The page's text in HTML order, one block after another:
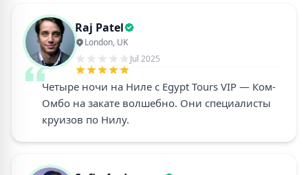
Raj Patel
London, UK
Jul 2025
Четыре ночи на Ниле с Egypt Tours VIP — Ком-
Омбо на закате волшебно. Они специалисты
круизов по Нилу.